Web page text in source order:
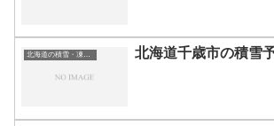
北海道の積雪・凍結情報 北海道千歳市の積雪